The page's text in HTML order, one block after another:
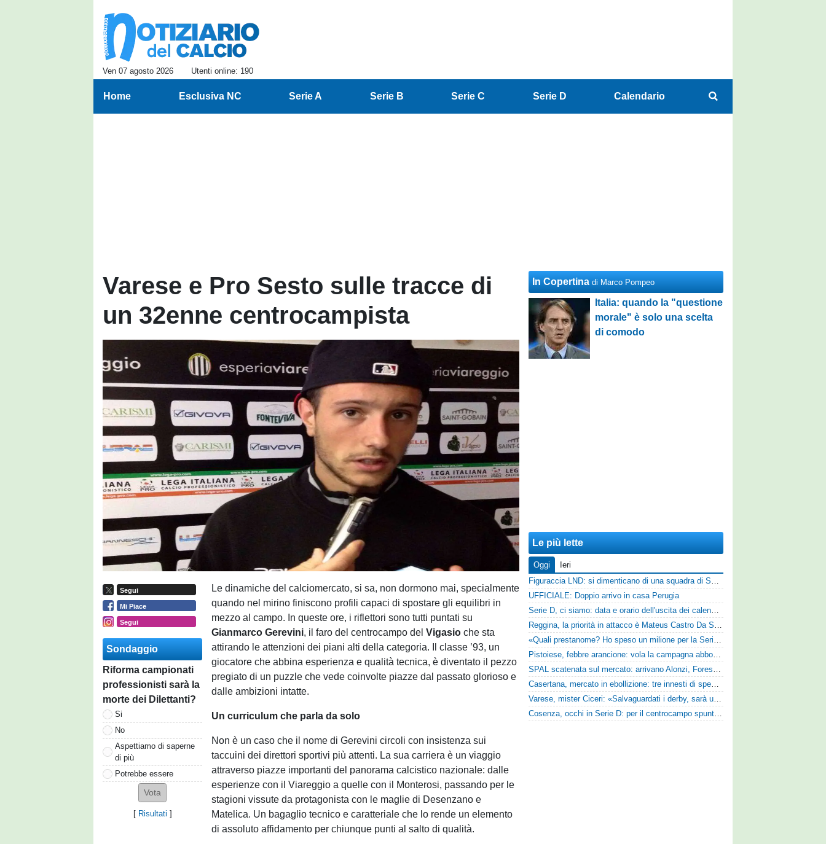
Ven 07 agosto 2026 Utenti online: 190
Home Esclusiva NC Serie A Serie B Serie C Serie D Calendario
Varese e Pro Sesto sulle tracce di
un 32enne centrocampista
Segui
Mi Piace
Segui
Sondaggio
Riforma campionati
professionisti sarà la
morte dei Dilettanti?
Si
No
Aspettiamo di saperne
di più
Potrebbe essere
[ Risultati ]
Le dinamiche del calciomercato, si sa, non dormono mai, specialmente
quando nel mirino finiscono profili capaci di spostare gli equilibri in
mezzo al campo. In queste ore, i riflettori sono tutti puntati su
Gianmarco Gerevini, il faro del centrocampo delVigasioche sta
attirando le attenzioni dei piani alti della categoria. Il classe ’93, un
giocatore che abbina esperienza e qualità tecnica, è diventato il pezzo
pregiato di un puzzle che vede coinvolte piazze dal passato glorioso e
dalle ambizioni intatte.
Un curriculum che parla da solo
Non è un caso che il nome di Gerevini circoli con insistenza sui
taccuini dei direttori sportivi più attenti. La sua carriera è un viaggio
attraverso piazze importanti del panorama calcistico nazionale: dalle
esperienze con il Viareggio a quelle con il Monterosi, passando per le
stagioni vissute da protagonista con le maglie di Desenzano e
Matelica. Un bagaglio tecnico e caratteriale che lo rende un elemento
di assoluto affidamento per chiunque punti al salto di qualità.
In Copertina di Marco Pompeo
Italia: quando la "questione
morale" è solo una scelta
di comodo
Le più lette
Oggi
Ieri
Figuraccia LND: si dimenticano di una squadra di Serie D, è da rifare il programma Coppa Italia
UFFICIALE: Doppio arrivo in casa Perugia
Serie D, ci siamo: data e orario dell'uscita dei calendari ufficiali
Reggina, la priorità in attacco è Mateus Castro Da Silva: ore decisive per la fumata bianca
«Quali prestanome? Ho speso un milione per la Serie D»: Bandecchi rompe il silenzio sul futuro della Ternana
Pistoiese, febbre arancione: vola la campagna abbonamenti, superata quota 750 tessere
SPAL scatenata sul mercato: arrivano Alonzi, Foresta, Munaretto e Tobia
Casertana, mercato in ebollizione: tre innesti di spessore per lo scacchiere di Vinicio Espinal
Varese, mister Ciceri: «Salvaguardati i derby, sarà un campionato avvincente»
Cosenza, occhi in Serie D: per il centrocampo spunta anche Gerardo Di Gilio